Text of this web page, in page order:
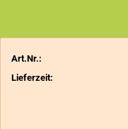
Art.Nr.:
Lieferzeit: